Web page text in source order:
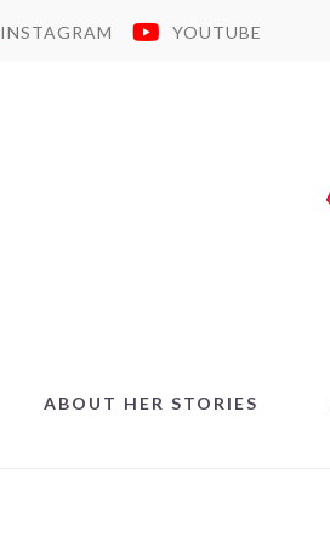
INSTAGRAM YOUTUBE
ABOUT HER STORIES